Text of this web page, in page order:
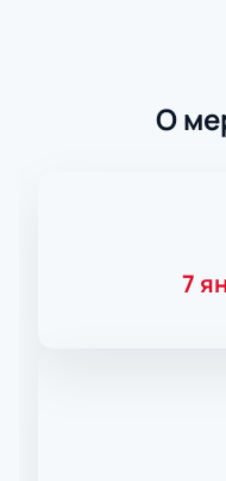
О
7